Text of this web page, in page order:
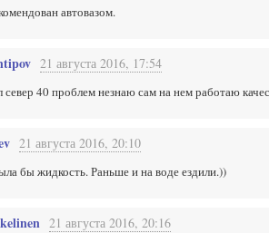
автовазом.
21 августа 2016, 17:54
40 проблем незнаю сам на нем работаю
21 августа 2016, 20:10
бы жидкость. Раньше и на воде ездили.))
21 августа 2016, 20:16